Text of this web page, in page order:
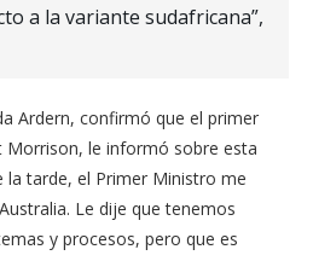
a la variante sudafricana”,
Ardern, confirmó que el primer
le informó sobre esta
la tarde, el Primer Ministro me
Le dije que tenemos
y procesos, pero que es